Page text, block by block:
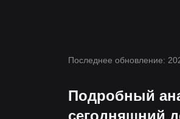
Последнее обновление:
Подробный
сегодняшний